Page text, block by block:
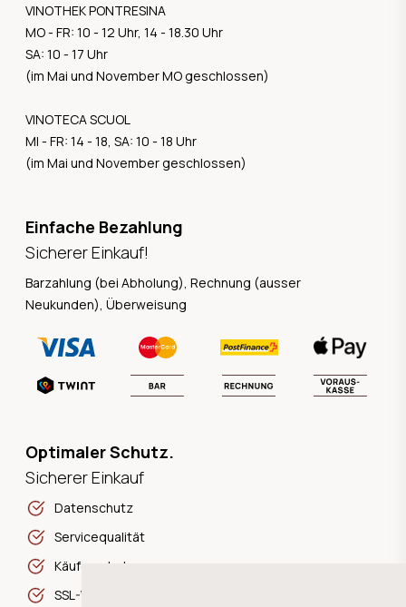
VINOTHEK PONTRESINA
MO - FR: 10 - 12 Uhr, 14 - 18.30 Uhr
SA: 10 - 17 Uhr
(im Mai und November MO geschlossen)
VINOTECA SCUOL
MI - FR: 14 - 18, SA: 10 - 18 Uhr
(im Mai und November geschlossen)
Einfache Bezahlung
Sicherer Einkauf!
Barzahlung (bei Abholung), Rechnung (ausser
Neukunden), Überweisung
Optimaler Schutz.
Sicherer Einkauf
Datenschutz
Servicequalität
Käuferschutz
SSL-Verschlüsselung